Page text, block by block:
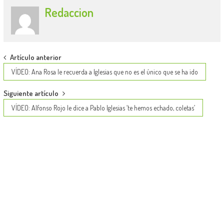
Redaccion
Post
navigation
Artículo anterior
VÍDEO: Ana Rosa le recuerda a Iglesias que no es el único que se ha ido
Siguiente artículo
VÍDEO: Alfonso Rojo le dice a Pablo Iglesias ‘te hemos echado, coletas’